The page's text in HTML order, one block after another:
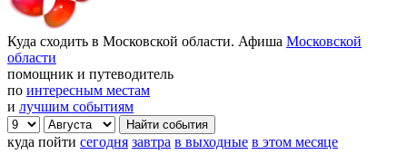
Куда сходить в Московской области. Афиша Московской
области
помощник и путеводитель
по интересным местам
и лучшим событиям
куда пойти сегодня завтра в выходные в этом месяце